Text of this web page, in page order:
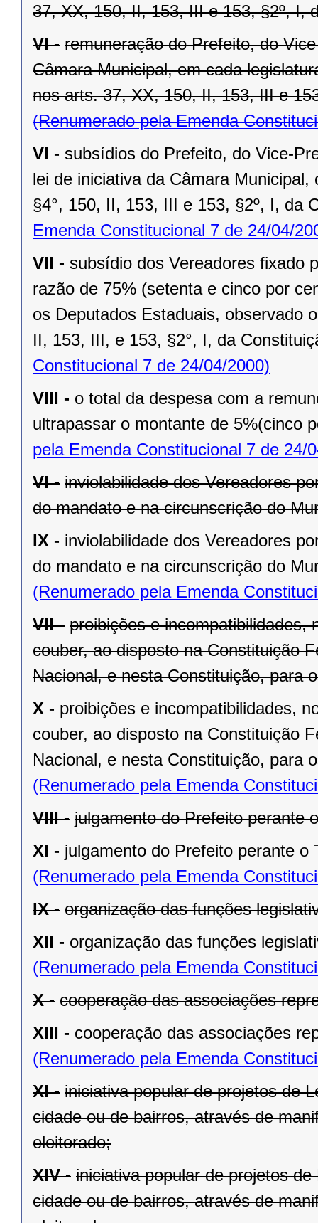
37, XX, 150, II, 153, III e 153, §2º, I,
VI - remuneração do Prefeito, do
Câmara Municipal, em cada
nos arts. 37, XX, 150, II, 153, III e
(Renumerado pela Emenda
VI - subsídios do Prefeito, do Vice-
lei de iniciativa da Câmara
§4°, 150, II, 153, III e 153, §2º, I, da
Emenda Constitucional 7 de 24/04/
VII - subsídio dos Vereadores fixado
razão de 75% (setenta e cinco por
os Deputados Estaduais, observado
II, 153, III, e 153, §2°, I, da
Constitucional 7 de 24/04/2000)
VIII - o total da despesa com a
ultrapassar o montante de 5%(cinco
pela Emenda Constitucional 7 de 24/
VI - inviolabilidade dos Vereadores
do mandato e na circunscrição do
IX - inviolabilidade dos Vereadores
do mandato e na circunscrição do
(Renumerado pela Emenda
VII - proibições e incompatibilidades,
couber, ao disposto na Constituição
Nacional, e nesta Constituição, para
X - proibições e incompatibilidades,
couber, ao disposto na Constituição
Nacional, e nesta Constituição, para
(Renumerado pela Emenda
VIII - julgamento do Prefeito perante
XI - julgamento do Prefeito perante o
(Renumerado pela Emenda
IX - organização das funções
XII - organização das funções
(Renumerado pela Emenda
X - cooperação das associações
XIII - cooperação das associações
(Renumerado pela Emenda
XI - iniciativa popular de projetos de
cidade ou de bairros, através de
eleitorado;
XIV - iniciativa popular de projetos
cidade ou de bairros, através de